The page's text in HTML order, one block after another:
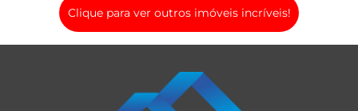
Clique para ver outros imóveis incríveis!